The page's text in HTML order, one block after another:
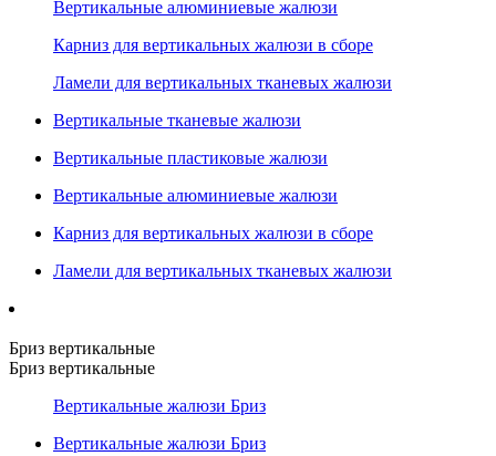
Вертикальные алюминиевые жалюзи
Карниз для вертикальных жалюзи в сборе
Ламели для вертикальных тканевых жалюзи
Вертикальные тканевые жалюзи
Вертикальные пластиковые жалюзи
Вертикальные алюминиевые жалюзи
Карниз для вертикальных жалюзи в сборе
Ламели для вертикальных тканевых жалюзи
Бриз вертикальные
Бриз вертикальные
Вертикальные жалюзи Бриз
Вертикальные жалюзи Бриз